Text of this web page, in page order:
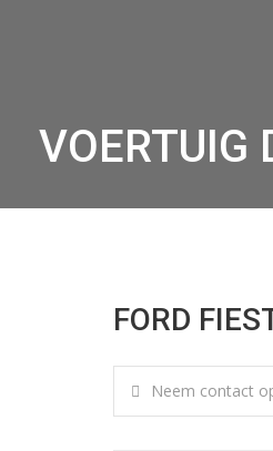
VOERTUIG
FORD
Neem contact